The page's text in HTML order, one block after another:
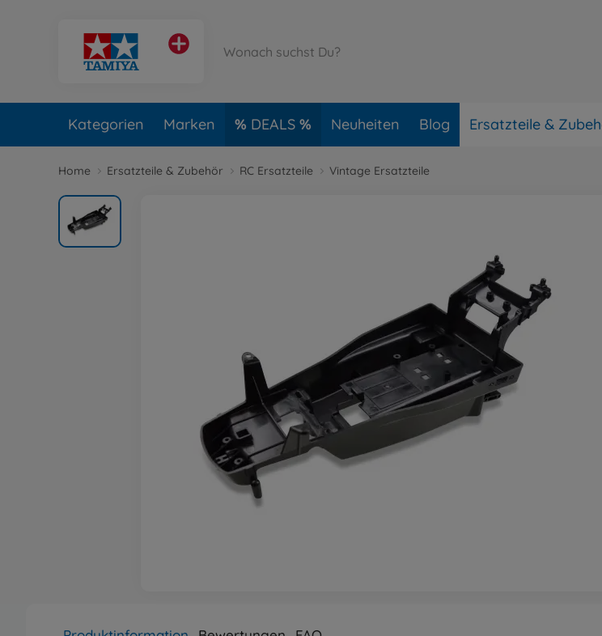
Kategorien Marken DEALS Neuheiten Blog Ersatzteile &
Home Ersatzteile & Zubehör RC Ersatzteile Vintage Ersatzteile